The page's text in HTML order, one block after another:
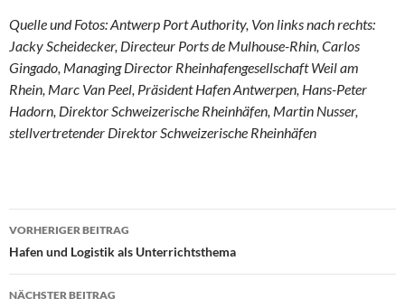
Quelle und Fotos: Antwerp Port Authority, Von links nach rechts:
Jacky Scheidecker, Directeur Ports de Mulhouse-Rhin, Carlos
Gingado, Managing Director Rheinhafengesellschaft Weil am
Rhein, Marc Van Peel, Präsident Hafen Antwerpen, Hans-Peter
Hadorn, Direktor Schweizerische Rheinhäfen, Martin Nusser,
stellvertretender Direktor Schweizerische Rheinhäfen
Beitragsnavigation
VORHERIGER BEITRAG
Hafen und Logistik als Unterrichtsthema
NÄCHSTER BEITRAG